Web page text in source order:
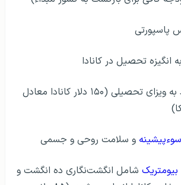
انگیزه تحصیل در کانادا
هزینه مربوط به ویزای تحصیلی (۱۵۰ دلار کانادا معادل
و سلامت روحی و جسمی
بیومتریک شامل انگشت‌نگاری ده انگشت و